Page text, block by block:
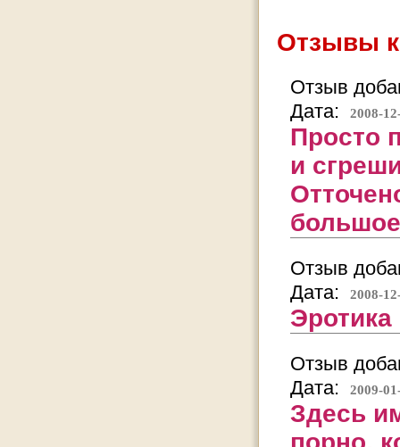
Отзывы
Отзыв
Дата:
2008-
Просто
и
Отзыв
Дата:
2008-
Эротика
Отзыв
Дата:
2009-
Здесь